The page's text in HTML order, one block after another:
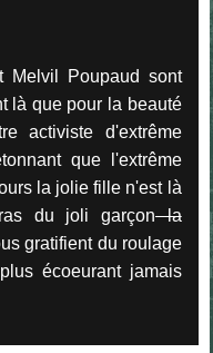
Melvil Poupaud sont
là que pour la beauté
activiste d'extrême
que l'extrême
la jolie fille n'est là
du joli garçonla
gratifient du roulage
écoeurant jamais